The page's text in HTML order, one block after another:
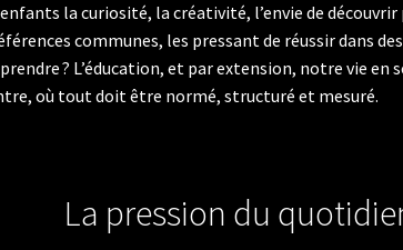
la curiosité, la créativité, l’envie de
communes, les pressant de réussir dans
? L’éducation, et par extension, notre vie
où tout doit être normé, structuré et mesuré.
La pression du